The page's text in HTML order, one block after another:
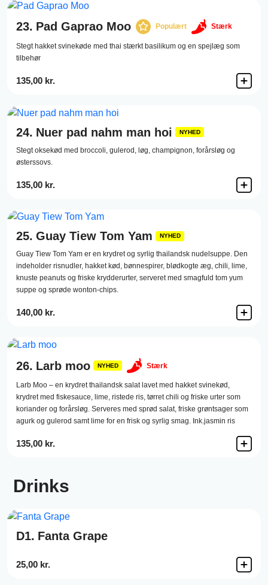
23. Pad Gaprao Moo Populært Stærk
Stegt hakket svinekøde med thai stærkt basilikum og en spejlæg som
tilbehør
135,00 kr.
24. Nuer pad nahm man hoi NYHED
Stegt oksekød med broccoli, gulerod, løg, champignon, forårsløg og
østerssovs.
135,00 kr.
25. Guay Tiew Tom Yam NYHED
Guay Tiew Tom Yam er en krydret og syrlig thailandsk nudelsuppe. Den
indeholder risnudler, hakket kød, bønnespirer, blødkogte æg, chili, lime,
knuste peanuts og friske krydderurter, serveret med smagfuld tom yum
suppe og sprøde wonton-chips.
140,00 kr.
26. Larb moo NYHED Stærk
Larb Moo – en krydret thailandsk salat lavet med hakket svinekød,
krydret med fiskesauce, lime, ristede ris, tørret chili og friske urter som
koriander og forårsløg. Serveres med sprød salat, friske grøntsager som
agurk og gulerod samt lime for en frisk og syrlig smag. Ink.jasmin ris
135,00 kr.
Drinks
D1. Fanta Grape
25,00 kr.